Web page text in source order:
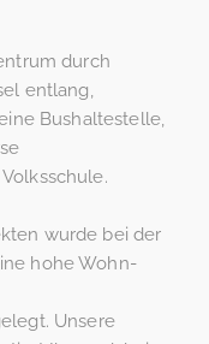
durch
entlang,
Bushaltestelle,
wurde bei der
hohe Wohn-
Unsere